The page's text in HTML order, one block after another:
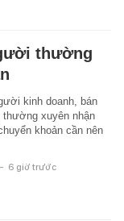
thường
kinh doanh, bán
thường xuyên nhận
khoản cần nên
- 6 giờ trước